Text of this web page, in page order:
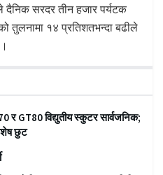
दैनिक सरदर तीन हजार पर्यटक
तुलनामा १४ प्रतिशतभन्दा बढीले
र GT80 विद्युतीय स्कुटर सार्वजनिक;
छुट